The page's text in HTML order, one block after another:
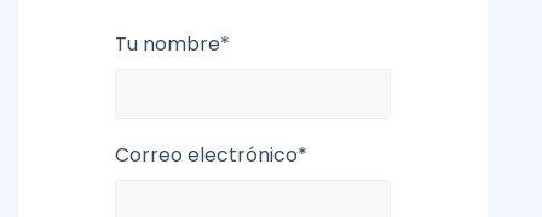
Tu nombre*
Correo electrónico*